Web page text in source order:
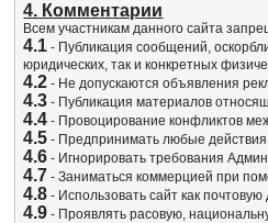
4. Комментарии
Всем участникам данного сайта
4.1 - Публикация сообщений,
юридических, так и конкретных
4.2 - Не допускаются объявления
4.3 - Публикация материалов
4.4 - Провоцирование конфликтов
4.5 - Предпринимать любые
4.6 - Игнорировать требования
4.7 - Заниматься коммерцией при
4.8 - Использовать сайт как
4.9 - Проявлять расовую,